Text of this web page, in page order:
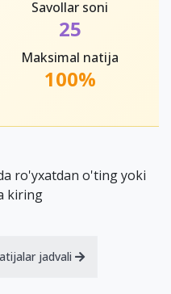
Savollar soni
25
Maksimal natija
100%
ro'yxatdan o'ting yoki
kiring
jadvali